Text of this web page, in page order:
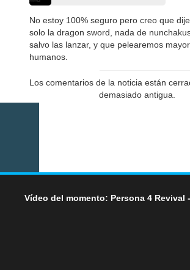
No estoy 100% seguro pero creo que
solo la dragon sword, nada de
salvo las lanzar, y que pelearemos
humanos.
Los comentarios de la noticia están
demasiado antigua.
Vídeo del momento: Persona 4 Revival